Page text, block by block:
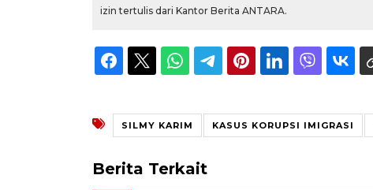
izin tertulis dari Kantor Berita ANTARA.
SILMY KARIM KASUS KORUPSI IMIGRASI
Berita Terkait